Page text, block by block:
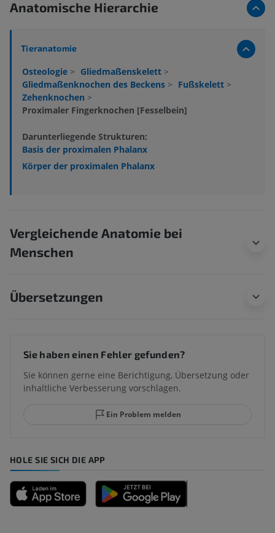
Anatomische Hierarchie
Tieranatomie
Osteologie > Gliedmaßenskelett >
Gliedmaßenknochen des Beckens > Fußskelett >
Zehenknochen >
Proximaler Fingerknochen [Fesselbein]
Darunterliegende Strukturen:
Basis der proximalen Phalanx
Körper der proximalen Phalanx
Vergleichende Anatomie bei
Menschen
Übersetzungen
Sie haben einen Fehler gefunden?
Sie können gerne eine Berichtigung, Übersetzung oder
inhaltliche Verbesserung vorschlagen.
Ein Problem melden
HOLE SIE SICH DIE APP